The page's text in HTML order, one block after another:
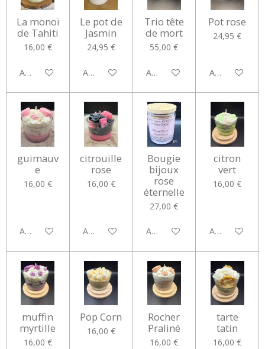
La monoï
de Tahiti
16,00 €
Ajouter au panier
Le pot de
Jasmin
24,95 €
Ajouter au panier
Trio tête
de mort
55,00 €
Ajouter au panier
Pot rose
24,95 €
Ajouter au
guimauv
e
16,00 €
Ajouter au panier
citrouille
rose
16,00 €
Ajouter au panier
Bougie
bijoux
rose
éternelle
27,00 €
Ajouter au panier
citron
vert
16,00 €
Ajouter au
muffin
myrtille
16,00 €
Pop Corn
16,00 €
Rocher
Praliné
16,00 €
tarte
tatin
16,00 €